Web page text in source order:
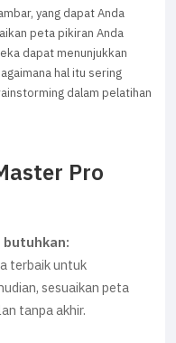
yang dapat Anda
peta pikiran Anda
dapat menunjukkan
hal itu sering
dalam pelatihan
Pro
butuhkan:
terbaik untuk
sesuaikan peta
tanpa akhir.